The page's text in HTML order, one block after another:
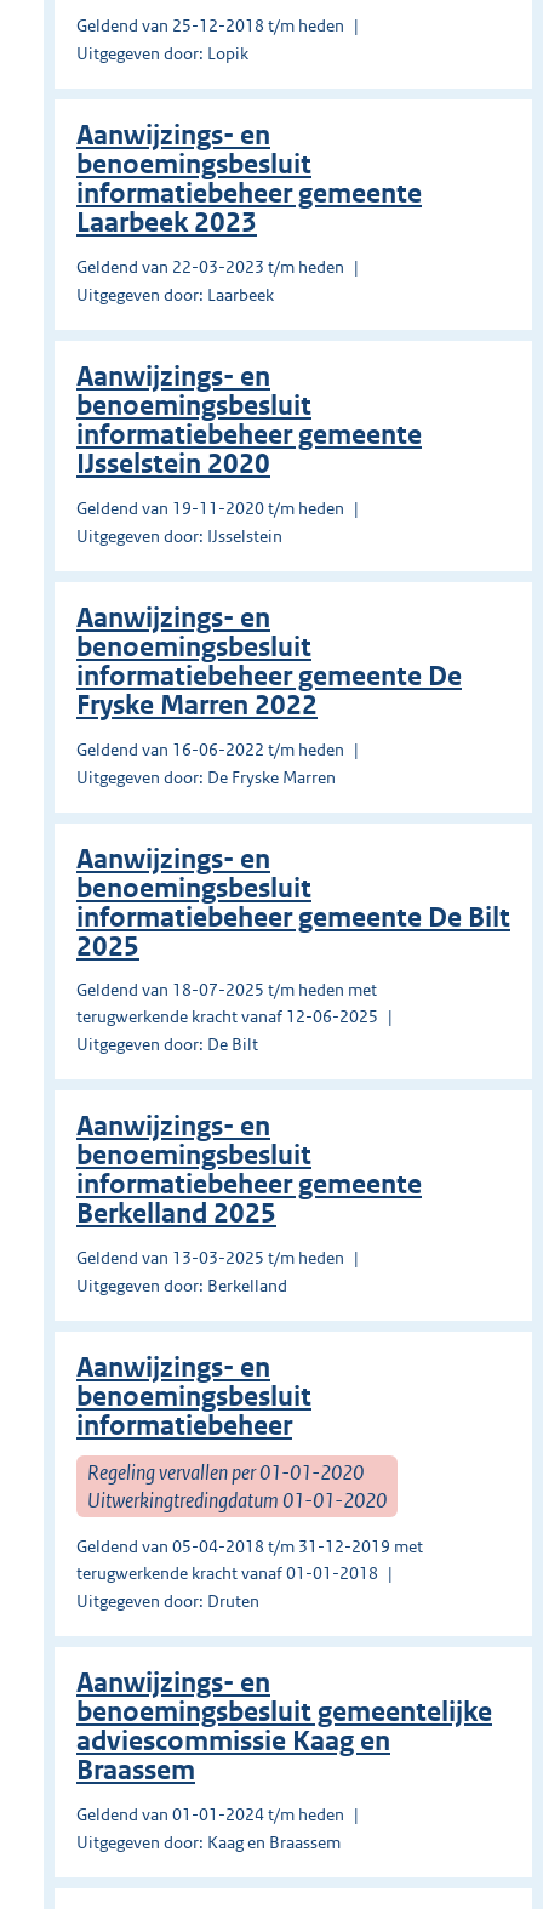
Geldend van 25-12-2018 t/m heden
Uitgegeven door: Lopik
Aanwijzings- en
benoemingsbesluit
informatiebeheer gemeente
Laarbeek 2023
Geldend van 22-03-2023 t/m heden
Uitgegeven door: Laarbeek
Aanwijzings- en
benoemingsbesluit
informatiebeheer gemeente
IJsselstein 2020
Geldend van 19-11-2020 t/m heden
Uitgegeven door: IJsselstein
Aanwijzings- en
benoemingsbesluit
informatiebeheer gemeente De
Fryske Marren 2022
Geldend van 16-06-2022 t/m heden
Uitgegeven door: De Fryske Marren
Aanwijzings- en
benoemingsbesluit
informatiebeheer gemeente De Bilt
2025
Geldend van 18-07-2025 t/m heden met
terugwerkende kracht vanaf 12-06-2025
Uitgegeven door: De Bilt
Aanwijzings- en
benoemingsbesluit
informatiebeheer gemeente
Berkelland 2025
Geldend van 13-03-2025 t/m heden
Uitgegeven door: Berkelland
Aanwijzings- en
benoemingsbesluit
informatiebeheer
Regeling vervallen per 01-01-2020
Uitwerkingtredingdatum 01-01-2020
Geldend van 05-04-2018 t/m 31-12-2019 met
terugwerkende kracht vanaf 01-01-2018
Uitgegeven door: Druten
Aanwijzings- en
benoemingsbesluit gemeentelijke
adviescommissie Kaag en
Braassem
Geldend van 01-01-2024 t/m heden
Uitgegeven door: Kaag en Braassem